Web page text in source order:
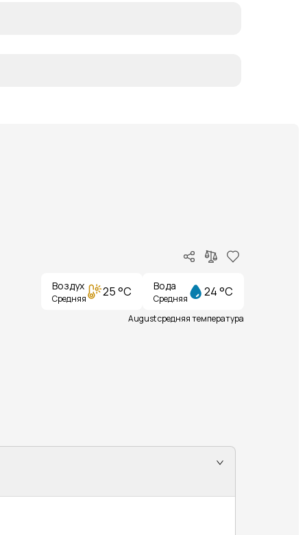
Воздух
Средняя 25 °C Вода
Средняя 24 °C
August средняя температура